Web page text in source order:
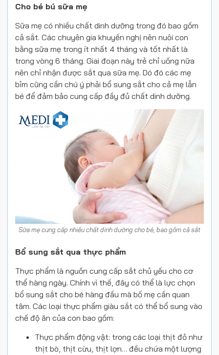
Cho bé bú sữa mẹ
Sữa mẹ có nhiều chất dinh dưỡng trong đó bao gồm
cả sắt. Các chuyên gia khuyến nghị nên nuôi con
bằng sữa mẹ trong ít nhất 4 tháng và tốt nhất là
trong vòng 6 tháng. Giai đoạn này trẻ chỉ uống nữa
nên chỉ nhận được sắt qua sữa mẹ. Dó đó các mẹ
bỉm cũng cần chú ý phải bổ sung sắt cho cả mẹ lẫn
bé để đảm bảo cung cấp đầy đủ chất dinh dưỡng.
Sữa mẹ cung cấp nhiều chất dinh dưỡng cho bé, bao gồm cả sắt
Bổ sung sắt qua thực phẩm
Thực phẩm là nguồn cung cấp sắt chủ yếu cho cơ
thể hàng ngày. Chính vì thế, đây có thể là lực chọn
bổ sung sắt cho bé hàng đầu mà bố mẹ cần quan
tâm. Các loại thực phẩm giàu sắt có thể bổ sung vào
chế độ ăn của con bao gồm:
Thực phẩm động vật: trong các loại thịt đỏ như
thịt bò, thịt cừu, thịt lợn… đều chứa một lượng